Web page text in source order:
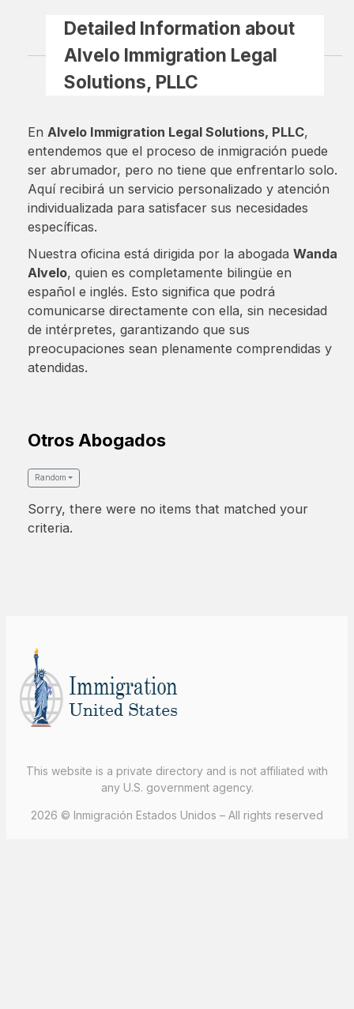
Detailed Information about
Alvelo Immigration Legal
Solutions, PLLC
En Alvelo Immigration Legal Solutions, PLLC,
entendemos que el proceso de inmigración puede
ser abrumador, pero no tiene que enfrentarlo solo.
Aquí recibirá un servicio personalizado y atención
individualizada para satisfacer sus necesidades
específicas.
Nuestra oficina está dirigida por la abogadaWanda
Alvelo, quien es completamente bilingüe en
español e inglés. Esto significa que podrá
comunicarse directamente con ella, sin necesidad
de intérpretes, garantizando que sus
preocupaciones sean plenamente comprendidas y
atendidas.
Otros Abogados
Random
Sorry, there were no items that matched your
criteria.
This website is a private directory and is not affiliated with
any U.S. government agency.
2026 © Inmigración Estados Unidos – All rights reserved